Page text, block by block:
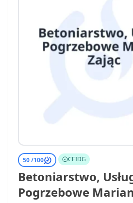
50 /100 CEIDG
Betoniarstwo,
Pogrzebowe